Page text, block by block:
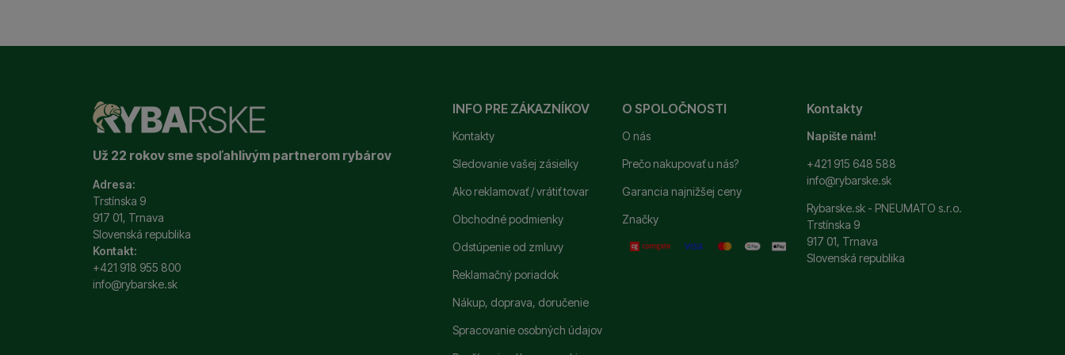
určujeme počet návštev a zdroje návštev našich internetových stránok. Dáta získané pomocou týchto cookies
Marketingové
Marketingové-aby sme vás nezaťažovali nevhodnou reklamou.
Marketingové cookies používame my aj naši dôveryhodní partneri, aby sme vám mohli zobrazovať ponuky,
ktoré vás skutočne zaujímajú — či už na našom webe, alebo na stránkach našich partnerov.
Už 22 rokov sme spoľahlivým partnerom rybárov
Adresa:
Trstínska 9
917 01, Trnava
Slovenská republika
Kontakt:
+421 918 955 800
info@rybarske.sk
INFO PRE ZÁKAZNÍKOV
Kontakty
Sledovanie vašej zásielky
Ako reklamovať / vrátiť tovar
Obchodné podmienky
Odstúpenie od zmluvy
Reklamačný poriadok
Nákup, doprava, doručenie
Spracovanie osobných údajov
O SPOLOČNOSTI
O nás
Prečo nakupovať u nás?
Garancia najnižšej ceny
Značky
Kontakty
Napište nám!
+421 915 648 588
info@rybarske.sk
Rybarske.sk - PNEUMATO s.r.o.
Trstínska 9
917 01, Trnava
Slovenská republika